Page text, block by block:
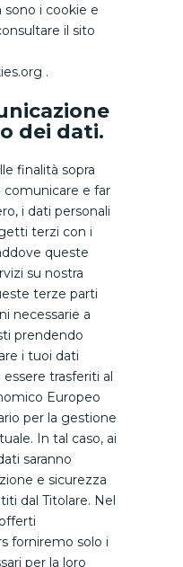
sono i cookie e
il sito
.
dei dati.
finalità sopra
comunicare e far
i dati personali
terzi con i
queste
su nostra
terze parti
necessarie a
prendendo
i tuoi dati
trasferiti al
Europeo
per la gestione
In tal caso, ai
saranno
e sicurezza
dal Titolare. Nel
forniremo solo i
per la loro